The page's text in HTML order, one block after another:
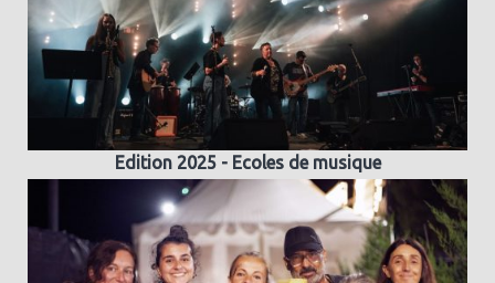
Edition 2025 - Ecoles de musique